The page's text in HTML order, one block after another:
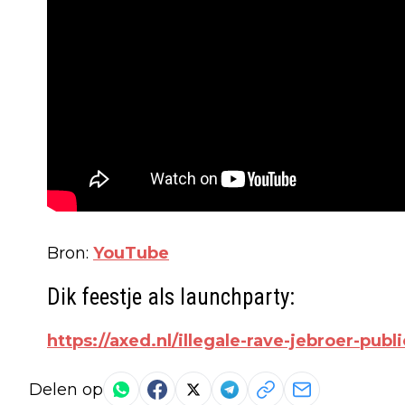
Bron: YouTube
Dik feestje als launchparty:
https://axed.nl/illegale-rave-jebroer-
Delen op